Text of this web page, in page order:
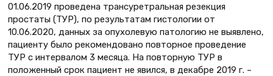
01.06.2019 проведена трансуретральная резекция
простаты (ТУР), по результатам гистологии от
10.06.2020, данных за опухолевую патологию не выявлено,
пациенту было рекомендовано повторное проведение
ТУР с интервалом 3 месяца. На повторную ТУР в
положенный срок пациент не явился, в декабре 2019 г. –